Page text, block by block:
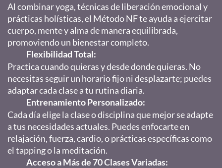
Al combinar yoga, técnicas de liberación emocional y
prácticas holísticas, el Método NF te ayuda a ejercitar
cuerpo, mente y alma de manera equilibrada,
promoviendo un bienestar completo.
Flexibilidad Total:
Practica cuando quieras y desde donde quieras. No
necesitas seguir un horario fijo ni desplazarte; puedes
adaptar cada clase a tu rutina diaria.
Entrenamiento Personalizado:
Cada día elige la clase o disciplina que mejor se adapte
a tus necesidades actuales. Puedes enfocarte en
relajación, fuerza, cardio, o prácticas específicas como
el tapping o la meditación.
Acceso a Más de 70 Clases Variadas: